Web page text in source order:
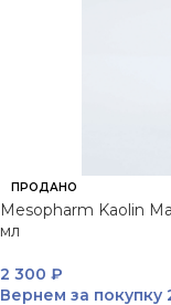
ПРОДАНО
Mesopharm Kaolin
мл
2 300 ₽
Вернем за покупку